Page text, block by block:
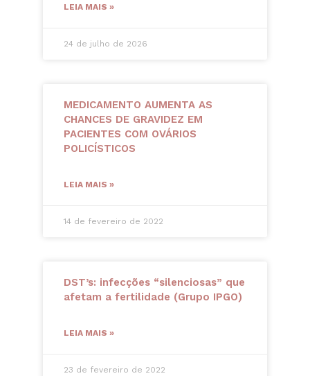
LEIA MAIS »
24 de julho de 2026
MEDICAMENTO AUMENTA AS
CHANCES DE GRAVIDEZ EM
PACIENTES COM OVÁRIOS
POLICÍSTICOS
LEIA MAIS »
14 de fevereiro de 2022
DST’s: infecções “silenciosas” que
afetam a fertilidade (Grupo IPGO)
LEIA MAIS »
23 de fevereiro de 2022